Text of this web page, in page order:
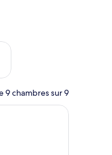
prochain août 14 -
9 chambres sur 9
portable, une chaise et
d’hôtel compacte